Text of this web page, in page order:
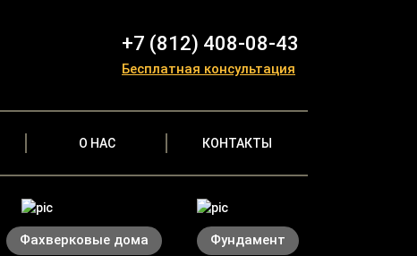
+7 (812) 408-08-43
Бесплатная консультация
О НАС КОНТАКТЫ
Фахверковые дома Фундамент